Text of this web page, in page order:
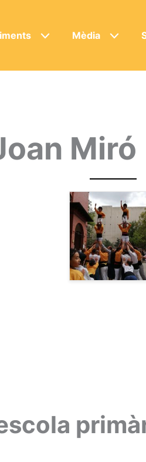
Mèdia
Miró